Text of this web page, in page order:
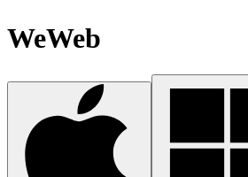
WeWeb